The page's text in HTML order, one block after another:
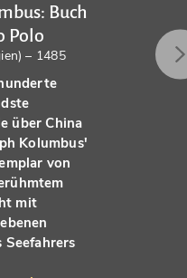
Buch
Polo
– 1485
über China
Kolumbus'
von
mit
Seefahrers